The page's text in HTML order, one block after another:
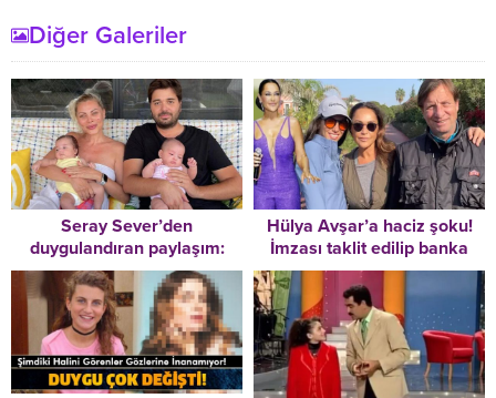
Diğer Galeriler
Seray Sever’den
duygulandıran paylaşım:
Olsaydı, böyle eksik
hissetmezdim
Hülya Avşar’a haciz şoku!
İmzası taklit edilip banka
hesaplarına el konuldu